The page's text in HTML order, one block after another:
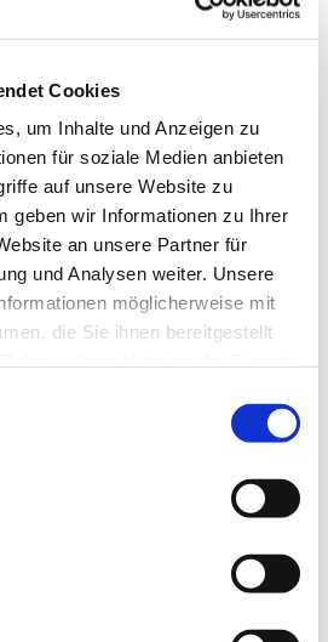
Cookies
um Inhalte und Anzeigen zu
für soziale Medien anbieten
auf unsere Website zu
geben wir Informationen zu Ihrer
an unsere Partner für
und Analysen weiter. Unsere
möglicherweise mit
die Sie ihnen bereitgestellt
Mehring-Str. 4,